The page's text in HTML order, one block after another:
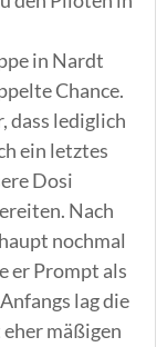
in Nardt
Chance.
dass lediglich
ein letztes
Dosi
Nach
nochmal
er Prompt als
lag die
mäßigen